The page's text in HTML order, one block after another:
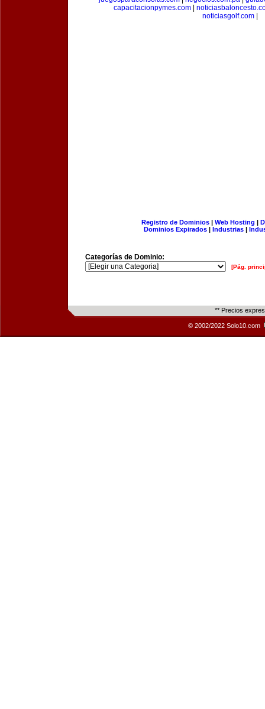
capacitacionpymes.com|
noticiasgolf.com
Registro de Dominios| Web Hosting |
Dominios Expirados | Industrias |
Categorías de Dominio:
[Pág.
** Precios
© 2002/2022 Solo10.com